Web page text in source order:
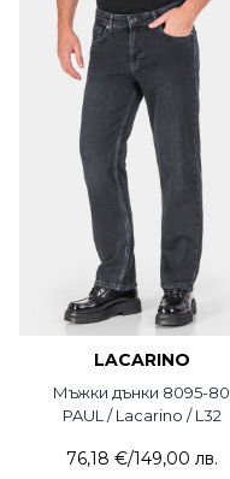
LACARINO
Мъжки дънки 8095-80
PAUL / Lacarino / L32
76,18 €/149,00 лв.